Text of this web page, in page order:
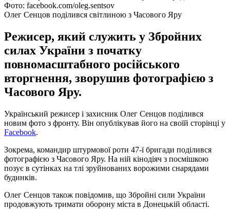
Фото: facebook.com/oleg.sentsov
Олег Сенцов поділився світлиною з Часового Яру
Режисер, який служить у Збройних
силах України з початку
повномасштабного російського
вторгнення, зворушив фотографією з
Часового Яру.
Український режисер і захисник Олег Сенцов поділився
новим фото з фронту. Він опублікував його на своїй сторінці у
Facebook.
Зокрема, командир штурмової роти 47-ї бригади поділився
фотографією з Часового Яру. На ній кінодіяч з посмішкою
позує в сутінках на тлі зруйнованих ворожими снарядами
будинків.
Олег Сенцов також повідомив, що Збройні сили України
продовжують тримати оборону міста в Донецькій області.